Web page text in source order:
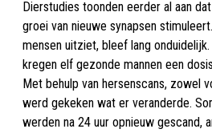
Dierstudies toonden eerder al aan
groei van nieuwe synapsen
mensen uitziet, bleef lang
kregen elf gezonde mannen een
Met behulp van hersenscans, zowel
werd gekeken wat er veranderde.
werden na 24 uur opnieuw gescand,